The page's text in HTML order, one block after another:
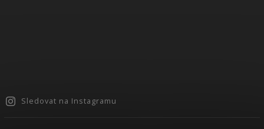
Sledovat na Instagramu